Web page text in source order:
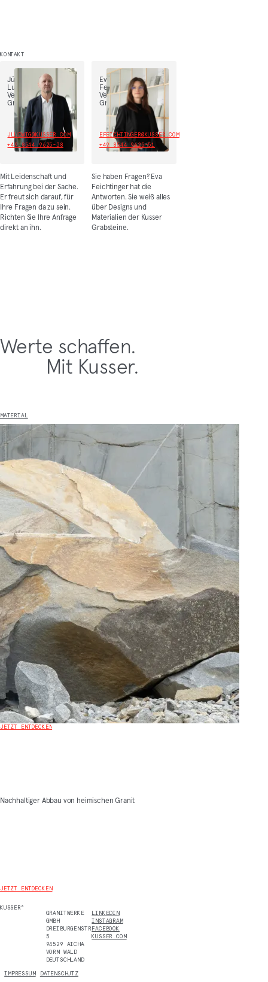
KONTAKT
Jürgen
Ludwig,
Vertriebsleiter
Grabmal
JLUDWIG@KUSSER.COM
+49 8544 9625-38
Mit Leidenschaft und
Erfahrung bei der Sache.
Er freut sich darauf, für
Ihre Fragen da zu sein.
Richten Sie Ihre Anfrage
direkt an ihn.
Eva
Feichtinger,
Vertrieb
Grabmal
EFEICHTINGER@KUSSER.COM
+49 8544 9625-51
Sie haben Fragen? Eva
Feichtinger hat die
Antworten. Sie weiß alles
über Designs und
Materialien der Kusser
Grabsteine.
Werte schaffen.
Mit Kusser.
MATERIAL
JETZT ENTDECKEN
Nachhaltiger Abbau von heimischen Granit
JETZT ENTDECKEN
KUSSER°
GRANITWERKE
GMBH
DREIBURGENSTR.
5
94529 AICHA
VORM WALD
DEUTSCHLAND
LINKEDIN
INSTAGRAM
FACEBOOK
KUSSER.COM
IMPRESSUM DATENSCHUTZ